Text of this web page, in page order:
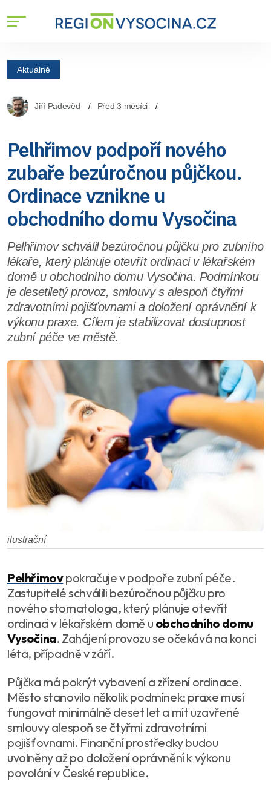
Aktuálně
Jiří Padevěd Před 3 měsíci
Pelhřimov podpoří nového
zubaře bezúročnou půjčkou.
Ordinace vznikne u
obchodního domu Vysočina
Pelhřimov schválil bezúročnou půjčku pro zubního
lékaře, který plánuje otevřít ordinaci v lékařském
domě u obchodního domu Vysočina. Podmínkou
je desetiletý provoz, smlouvy s alespoň čtyřmi
zdravotními pojišťovnami a doložení oprávnění k
výkonu praxe. Cílem je stabilizovat dostupnost
zubní péče ve městě.
ilustrační
Pelhřimovpokračuje v podpoře zubní péče.
Zastupitelé schválili bezúročnou půjčku pro
nového stomatologa, který plánuje otevřít
ordinaci v lékařském domě u obchodního domu
Vysočina. Zahájení provozu se očekává na konci
léta, případně v září.
Půjčka má pokrýt vybavení a zřízení ordinace.
Město stanovilo několik podmínek: praxe musí
fungovat minimálně deset let a mít uzavřené
smlouvy alespoň se čtyřmi zdravotními
pojišťovnami. Finanční prostředky budou
uvolněny až po doložení oprávnění k výkonu
povolání v České republice.